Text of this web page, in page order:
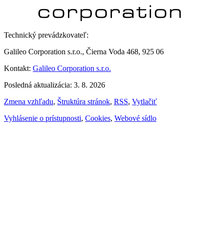
Technický prevádzkovateľ:
Galileo Corporation s.r.o., Čierna Voda 468, 925 06
Kontakt: Galileo Corporation s.r.o.
Posledná aktualizácia: 3. 8. 2026
Zmena vzhľadu, Štruktúra stránok, RSS, Vytlačiť
Vyhlásenie o prístupnosti, Cookies, Webové sídlo